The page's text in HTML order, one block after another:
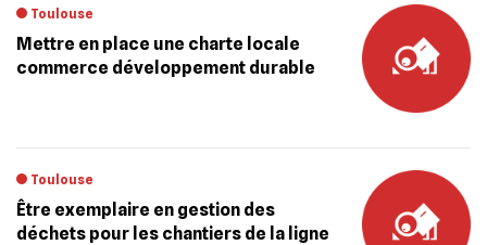
Toulouse
Mettre en place une charte locale
commerce développement durable
Toulouse
Être exemplaire en gestion des
déchets pour les chantiers de la ligne